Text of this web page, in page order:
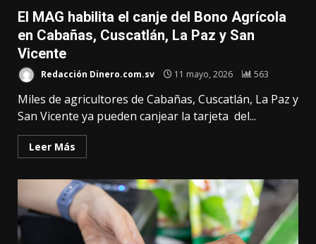
El MAG habilita el canje del Bono Agrícola
en Cabañas, Cuscatlán, La Paz y San
Vicente
Redacción Dinero.com.sv 11 mayo, 2026 563
Miles de agricultores de Cabañas, Cuscatlán, La Paz y
San Vicente ya pueden canjear la tarjeta del...
Leer Más